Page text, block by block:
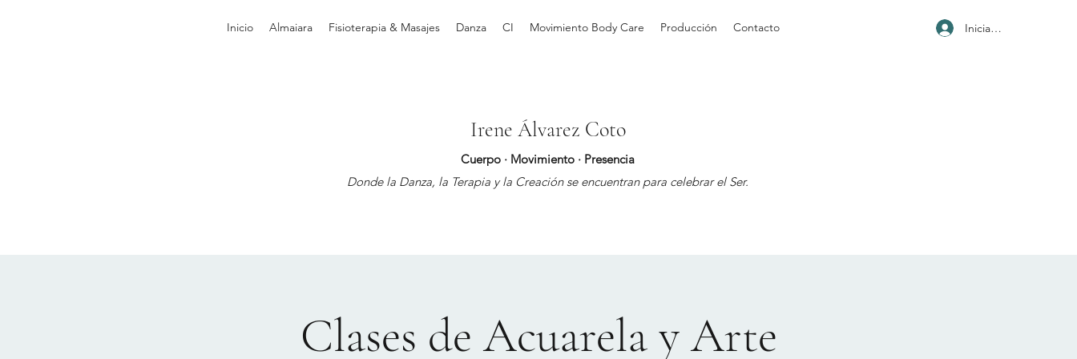
Inicio Almaiara Fisioterapia & Masajes Danza CI Movimiento Body Care Producción Contacto Iniciar sesión
Irene Álvarez Coto
Cuerpo · Movimiento · Presencia
Donde la Danza, la Terapia y la Creación se encuentran para celebrar el Ser.
Clases de Acuarela y Arte